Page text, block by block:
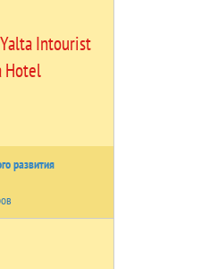
Intourist
Hotel
развития